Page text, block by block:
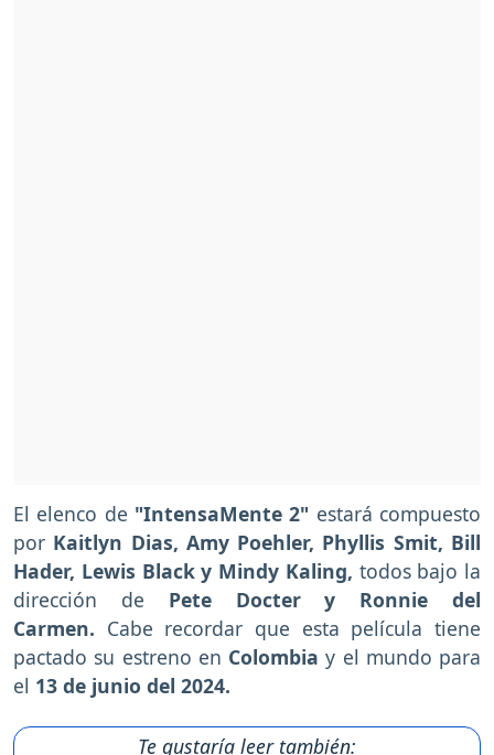
El elenco de "IntensaMente 2" estará compuesto
por Kaitlyn Dias, Amy Poehler, Phyllis Smit, Bill
Hader, Lewis Black y Mindy Kaling, todos bajo la
dirección de Pete Docter y Ronnie del
Carmen. Cabe recordar que esta película tiene
pactado su estreno en Colombia y el mundo para
el 13 de junio del 2024.
Te gustaría leer también: